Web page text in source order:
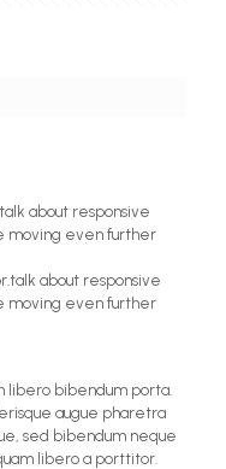
about responsive
moving even further
about responsive
moving even further
libero bibendum porta.
augue pharetra
sed bibendum neque
libero a porttitor.